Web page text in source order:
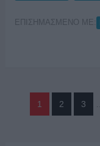
ΕΠΙΣΗΜΑΣΜΕΝΟ ΜΕ:
1 2 3